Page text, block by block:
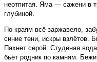
неотпитая. Яма — сажени в
глубиной.
По краям всё заржавело,
синие тени, искры взлётов.
Пахнет серой. Студёная
бьёт родник по камням.